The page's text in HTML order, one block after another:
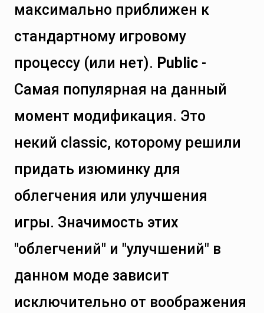
максимально приближен к
стандартному игровому
процессу (или нет). Public -
Самая популярная на данный
момент модификация. Это
некий classic, которому решили
придать изюминку для
облегчения или улучшения
игры. Значимость этих
"облегчений" и "улучшений" в
данном моде зависит
исключительно от воображения